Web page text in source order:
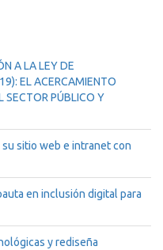
A LA LEY DE
EL ACERCAMIENTO
SECTOR PÚBLICO Y
su sitio web e intranet con
en inclusión digital para
y rediseña